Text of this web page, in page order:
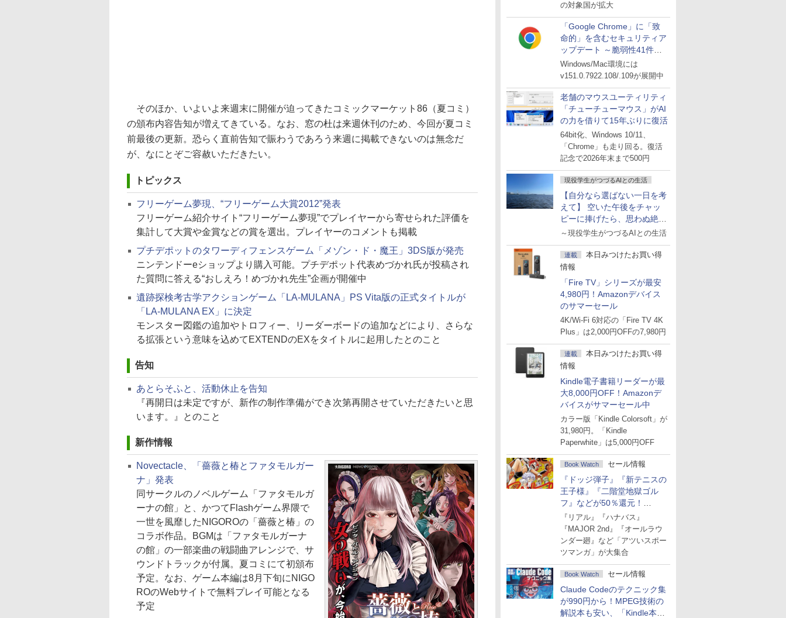
の対象国が拡大
「Google Chrome」に「致
命的」を含むセキュリティア
ップデート ～脆弱性41件に
対処
Windows/Mac環境には
v151.0.7922.108/.109が展開中
老舗のマウスユーティリティ
「チューチューマウス」がAI
の力を借りて15年ぶりに復活
64bit化、Windows 10/11、
「Chrome」も走り回る。復活
記念で2026年末まで500円
現役学生がつづるAIとの生活
【自分なら選ばない一日を考
えて】 空いた午後をチャッ
ピーに捧げたら、思わぬ絶景
に出会った話
～現役学生がつづるAIとの生活
連載
本日みつけたお買い得
情報
「Fire TV」シリーズが最安
4,980円！Amazonデバイス
のサマーセール
4K/Wi-Fi 6対応の「Fire TV 4K
Plus」は2,000円OFFの7,980円
連載
本日みつけたお買い得
情報
Kindle電子書籍リーダーが最
大8,000円OFF！Amazonデ
バイスがサマーセール中
カラー版「Kindle Colorsoft」が
31,980円。「Kindle
Paperwhite」は5,000円OFF
Book Watch セール情報
『ドッジ弾子』『新テニスの
王子様』『二階堂地獄ゴル
フ』などが50％還元！
Amazonマンガ週末セール
『リアル』『ハナバス』
『MAJOR 2nd』『オールラウ
ンダー廻』など「アツいスポー
ツマンガ」が大集合
Book Watch セール情報
Claude Codeのテクニック集
が990円から！MPEG技術の
解説本も安い、「Kindle本サ
そのほか、いよいよ来週末に開催が迫ってきたコミックマーケット86（夏コミ）
の頒布内容告知が増えてきている。なお、窓の杜は来週休刊のため、今回が夏コミ
前最後の更新。恐らく直前告知で賑わうであろう来週に掲載できないのは無念だ
が、なにとぞご容赦いただきたい。
トピックス
フリーゲーム夢現、“フリーゲーム大賞2012”発表
フリーゲーム紹介サイト“フリーゲーム夢現”でプレイヤーから寄せられた評価を
集計して大賞や金賞などの賞を選出。プレイヤーのコメントも掲載
プチデポットのタワーディフェンスゲーム「メゾン・ド・魔王」3DS版が発売
ニンテンドーeショップより購入可能。プチデポット代表めづかれ氏が投稿され
た質問に答える“おしえろ！めづかれ先生”企画が開催中
遺跡探検考古学アクションゲーム「LA-MULANA」PS Vita版の正式タイトルが
「LA-MULANA EX」に決定
モンスター図鑑の追加やトロフィー、リーダーボードの追加などにより、さらな
る拡張という意味を込めてEXTENDのEXをタイトルに起用したとのこと
告知
あとらそふと、活動休止を告知
『再開日は未定ですが、新作の制作準備ができ次第再開させていただきたいと思
います。』とのこと
新作情報
Novectacle、「薔薇と椿とファタモルガー
ナ」発表
同サークルのノベルゲーム「ファタモルガ
ーナの館」と、かつてFlashゲーム界隈で
一世を風靡したNIGOROの「薔薇と椿」の
コラボ作品。BGMは「ファタモルガーナ
の館」の一部楽曲の戦闘曲アレンジで、サ
ウンドトラックが付属。夏コミにて初頒布
予定。なお、ゲーム本編は8月下旬にNIGO
ROのWebサイトで無料プレイ可能となる
予定